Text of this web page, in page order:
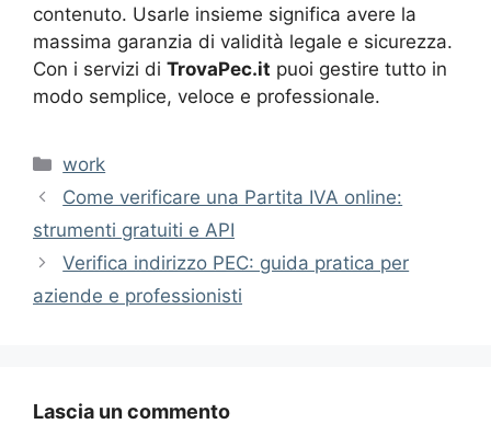
contenuto. Usarle insieme significa avere la
massima garanzia di validità legale e sicurezza.
Con i servizi di TrovaPec.it puoi gestire tutto in
modo semplice, veloce e professionale.
Categorie
work
Come verificare una Partita IVA online:
strumenti gratuiti e API
Verifica indirizzo PEC: guida pratica per
aziende e professionisti
Lascia un commento